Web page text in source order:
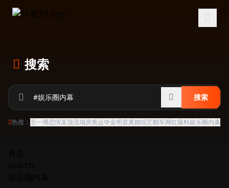
跳过导航
搜索
搜索
热搜： 王一博恋情某顶流塌房奥运夺金明星离婚综艺翻车网红爆料娱乐圈内幕